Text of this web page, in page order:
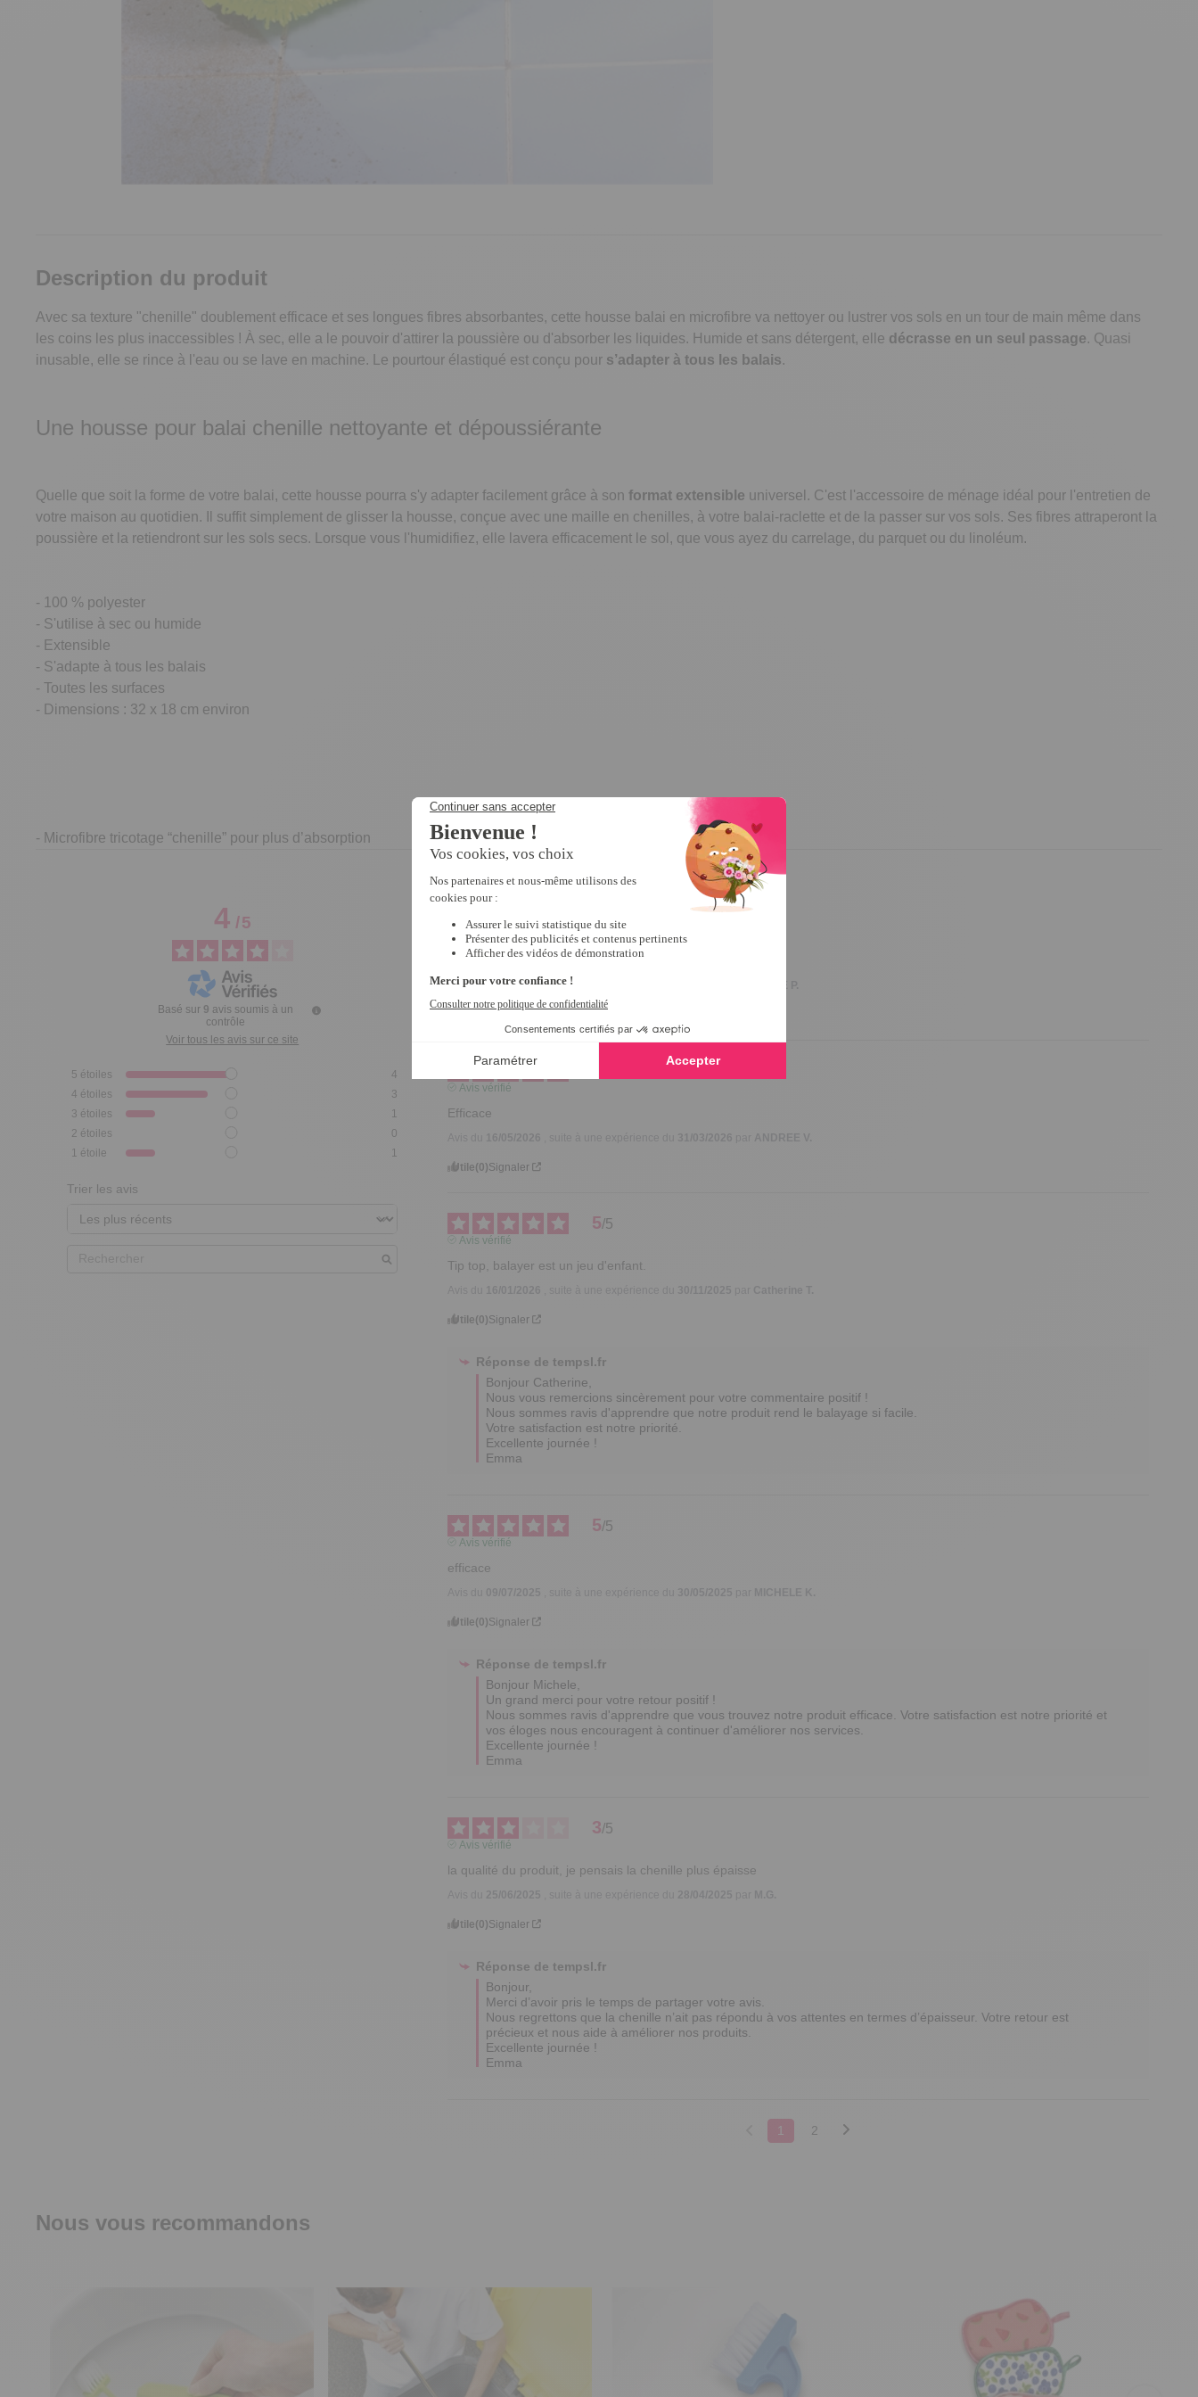
Description du produit
Avec sa texture "chenille" doublement efficace et ses longues fibres absorbantes, cette housse balai en microfibre va nettoyer ou lustrer vos sols en un tour de main même dans
les coins les plus inaccessibles ! À sec, elle a le pouvoir d'attirer la poussière ou d'absorber les liquides. Humide et sans détergent, elle décrasse en un seul passage. Quasi
inusable, elle se rince à l'eau ou se lave en machine. Le pourtour élastiqué est conçu pour s’adapter à tous les balais.
Une housse pour balai chenille nettoyante et dépoussiérante
Quelle que soit la forme de votre balai, cette housse pourra s'y adapter facilement grâce à son format extensible universel. C'est l'accessoire de ménage idéal pour l'entretien de
votre maison au quotidien. Il suffit simplement de glisser la housse, conçue avec une maille en chenilles, à votre balai-raclette et de la passer sur vos sols. Ses fibres attraperont la
poussière et la retiendront sur les sols secs. Lorsque vous l'humidifiez, elle lavera efficacement le sol, que vous ayez du carrelage, du parquet ou du linoléum.
- 100 % polyester
- S'utilise à sec ou humide
- Extensible
- S'adapte à tous les balais
- Toutes les surfaces
- Dimensions : 32 x 18 cm environ
- Microfibre tricotage “chenille” pour plus d’absorption
4/5
Basé sur 9 avis soumis à un
contrôle
Voir tous les avis sur ce site
5 étoiles
4
4 étoiles
3
3 étoiles
1
2 étoiles
0
1 étoile 1
Trier les avis
4
Avis vérifié
Très pratique et pas besoin de produit
Avis du02/06/2026 , suite à une expérience du
Signaler
Avis vérifié
Efficace
16/05/2026 31/03/2026 ANDREE V.
Utile(0)Signaler
5/5
Avis vérifié
Tip top, balayer est un jeu d'enfant.
16/01/2026 30/11/2025
Utile(0)Signaler
Réponse detempsl.fr
Bonjour Catherine,
Nous vous remercions sincèrement pour votre commentaire positif !
Nous sommes ravis d'apprendre que notre produit rend le balayage si facile.
Votre satisfaction est notre priorité.
Excellente journée !
Emma
5/5
Avis vérifié
efficace
09/07/2025 , suite à une expérience du 30/05/2025 MICHELE K.
Utile(0)Signaler
Réponse detempsl.fr
Bonjour Michele,
Un grand merci pour votre retour positif !
Nous sommes ravis d'apprendre que vous trouvez notre produit efficace. Votre satisfaction est notre priorité et
vos éloges nous encouragent à continuer d'améliorer nos services.
Excellente journée !
Emma
3/5
Avis vérifié
la qualité du produit, je pensais la chenille plus épaisse
Utile(0)Signaler
Réponse detempsl.fr
Bonjour,
Merci d’avoir pris le temps de partager votre avis.
Nous regrettons que la chenille n’ait pas répondu à vos attentes en termes d’épaisseur. Votre retour est
précieux et nous aide à améliorer nos produits.
Excellente journée !
Emma
1 2
Nous vous recommandons